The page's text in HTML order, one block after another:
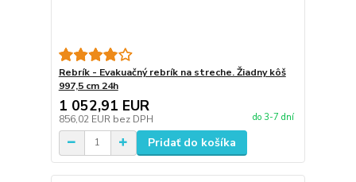
Rebrík - Evakuačný rebrík na streche. Žiadny kôš
997,5 cm 24h
1 052,91 EUR
856,02 EUR bez DPH do 3-7 dní
Pridať do košíka